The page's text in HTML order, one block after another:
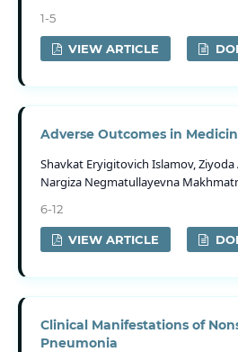
1-5
VIEW ARTICLE DOI
Adverse Outcomes in
Shavkat Eryigitovich Islamov,
Nargiza Negmatullayevna
6-12
VIEW ARTICLE DOI
Clinical Manifestations of
Pneumonia